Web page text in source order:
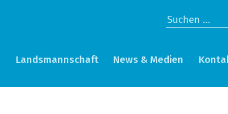
Landsmannschaft News & Medien